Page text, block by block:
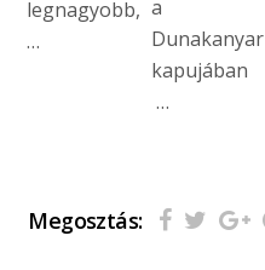
legnagyobb,
…
a
Dunakanyar
kapujában
…
Megosztás: